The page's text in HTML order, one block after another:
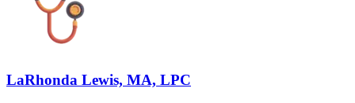
LaRhonda Lewis, MA, LPC